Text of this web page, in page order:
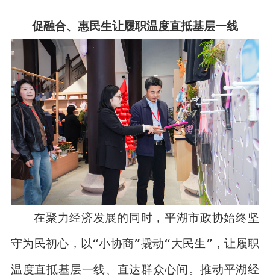
促融合、惠民生让履职温度直抵基层一线
在聚力经济发展的同时，平湖市政协始终坚
守为民初心，以“小协商”撬动“大民生”，让履职
温度直抵基层一线、直达群众心间。推动平湖经